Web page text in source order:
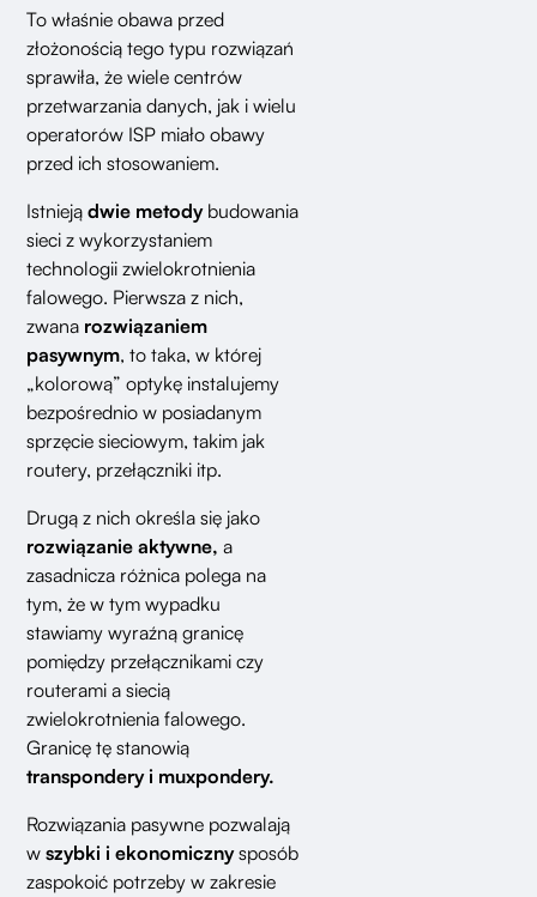
To właśnie obawa przed
złożonością tego typu rozwiązań
sprawiła, że wiele centrów
przetwarzania danych, jak i wielu
operatorów ISP miało obawy
przed ich stosowaniem.
Istniejądwie metodybudowania
sieci z wykorzystaniem
technologii zwielokrotnienia
falowego. Pierwsza z nich,
zwana rozwiązaniem
pasywnym, to taka, w której
„kolorową” optykę instalujemy
bezpośrednio w posiadanym
sprzęcie sieciowym, takim jak
routery, przełączniki itp.
Drugą z nich określa się jako
rozwiązanie aktywne, a
zasadnicza różnica polega na
tym, że w tym wypadku
stawiamy wyraźną granicę
pomiędzy przełącznikami czy
routerami a siecią
zwielokrotnienia falowego.
Granicę tę stanowią
transpondery i muxpondery.
Rozwiązania pasywne pozwalają
w szybki i ekonomicznysposób
zaspokoić potrzeby w zakresie